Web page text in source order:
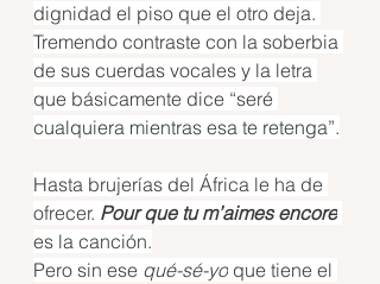
dignidad el piso que el otro deja.
Tremendo contraste con la soberbia
de sus cuerdas vocales y la letra
que básicamente dice “seré
cualquiera mientras esa te retenga”.
Hasta brujerías del África le ha de
ofrecer. Pour que tu m’aimes encore
es la canción.
Pero sin ese qué-sé-yo que tiene el